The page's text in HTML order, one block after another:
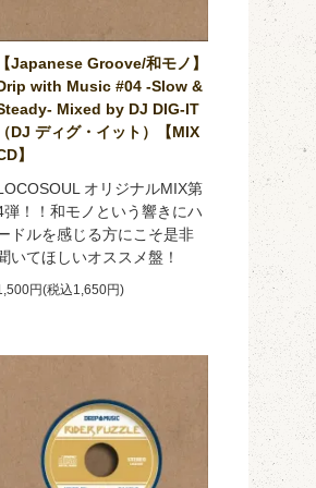
【Japanese Groove/和モノ】
with Music #04 -Slow &
Mixed by DJ DIG-IT
（DJ ディグ・イット）【MIX
】
オリジナルMIX第
弾！！和モノという響きにハ
ドルを感じる方にこそ是非
いてほしいオススメ盤！
円(税込1,650円)